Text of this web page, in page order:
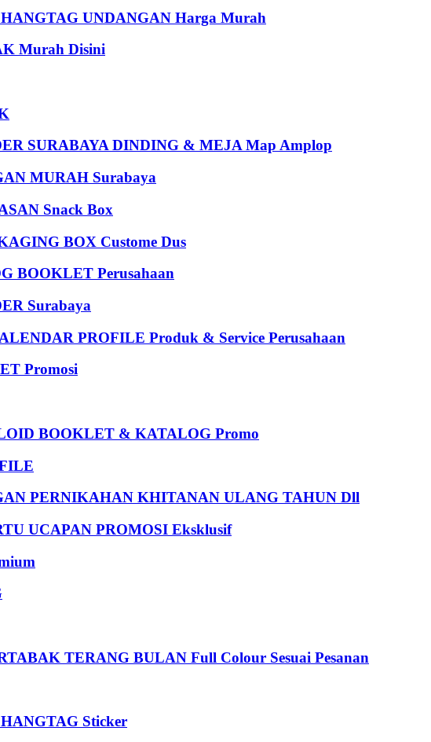
UNDANGAN Harga Murah
Murah Disini
SURABAYA DINDING & MEJA Map Amplop
MURAH Surabaya
Snack Box
BOX Custome Dus
BOOKLET Perusahaan
Surabaya
PROFILE Produk & Service Perusahaan
Promosi
BOOKLET & KATALOG Promo
PERNIKAHAN KHITANAN ULANG TAHUN Dll
UCAPAN PROMOSI Eksklusif
TERANG BULAN Full Colour Sesuai Pesanan
Sticker